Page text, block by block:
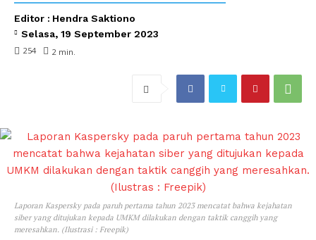
Editor : Hendra Saktiono
Selasa, 19 September 2023
254 2 min.
Laporan Kaspersky pada paruh pertama tahun 2023 mencatat bahwa kejahatan
siber yang ditujukan kepada UMKM dilakukan dengan taktik canggih yang
meresahkan. (Ilustrasi : Freepik)